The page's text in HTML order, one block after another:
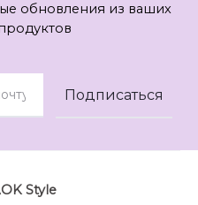
обновления из ваших
Style